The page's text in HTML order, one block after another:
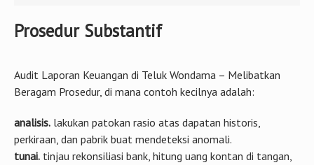
Prosedur Substantif
Audit Laporan Keuangan di Teluk Wondama – Melibatkan
Beragam Prosedur, di mana contoh kecilnya adalah:
analisis. lakukan patokan rasio atas dapatan historis,
perkiraan, dan pabrik buat mendeteksi anomali.
tunai. tinjau rekonsiliasi bank, hitung uang kontan di tangan,